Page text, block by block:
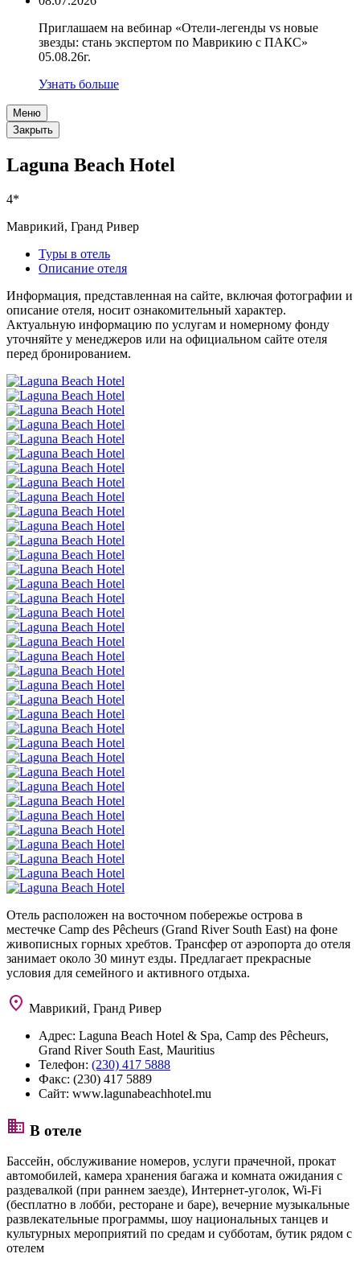
Приглашаем на вебинар «Отели-легенды vs новые
звезды: стань экспертом по Маврикию с ПАКС»
05.08.26г.
Узнать больше
Меню
Закрыть
Laguna Beach Hotel
4*
Маврикий, Гранд Ривер
Туры в отель
Описание отеля
Информация, представленная на сайте, включая фотографии и
описание отеля, носит ознакомительный характер.
Актуальную информацию по услугам и номерному фонду
уточняйте у менеджеров или на официальном сайте отеля
перед бронированием.
Отель расположен на восточном побережье острова в
местечке Camp des Pêcheurs (Grand River South East) на фоне
живописных горных хребтов. Трансфер от аэропорта до отеля
занимает около 30 минут езды. Предлагает прекрасные
условия для семейного и активного отдыха.
Маврикий, Гранд Ривер
Адрес: Laguna Beach Hotel & Spa, Camp des Pêcheurs,
Grand River South East, Mauritius
Телефон: (230) 417 5888
Факс: (230) 417 5889
Сайт: www.lagunabeachhotel.mu
В отеле
Бассейн, обслуживание номеров, услуги прачечной, прокат
автомобилей, камера хранения багажа и комната ожидания с
раздевалкой (при раннем заезде), Интернет-уголок, Wi-Fi
(бесплатно в лобби, ресторане и баре), вечерние музыкальные
развлекательные программы, шоу национальных танцев и
культурных мероприятий по средам и субботам, бутик рядом с
отелем